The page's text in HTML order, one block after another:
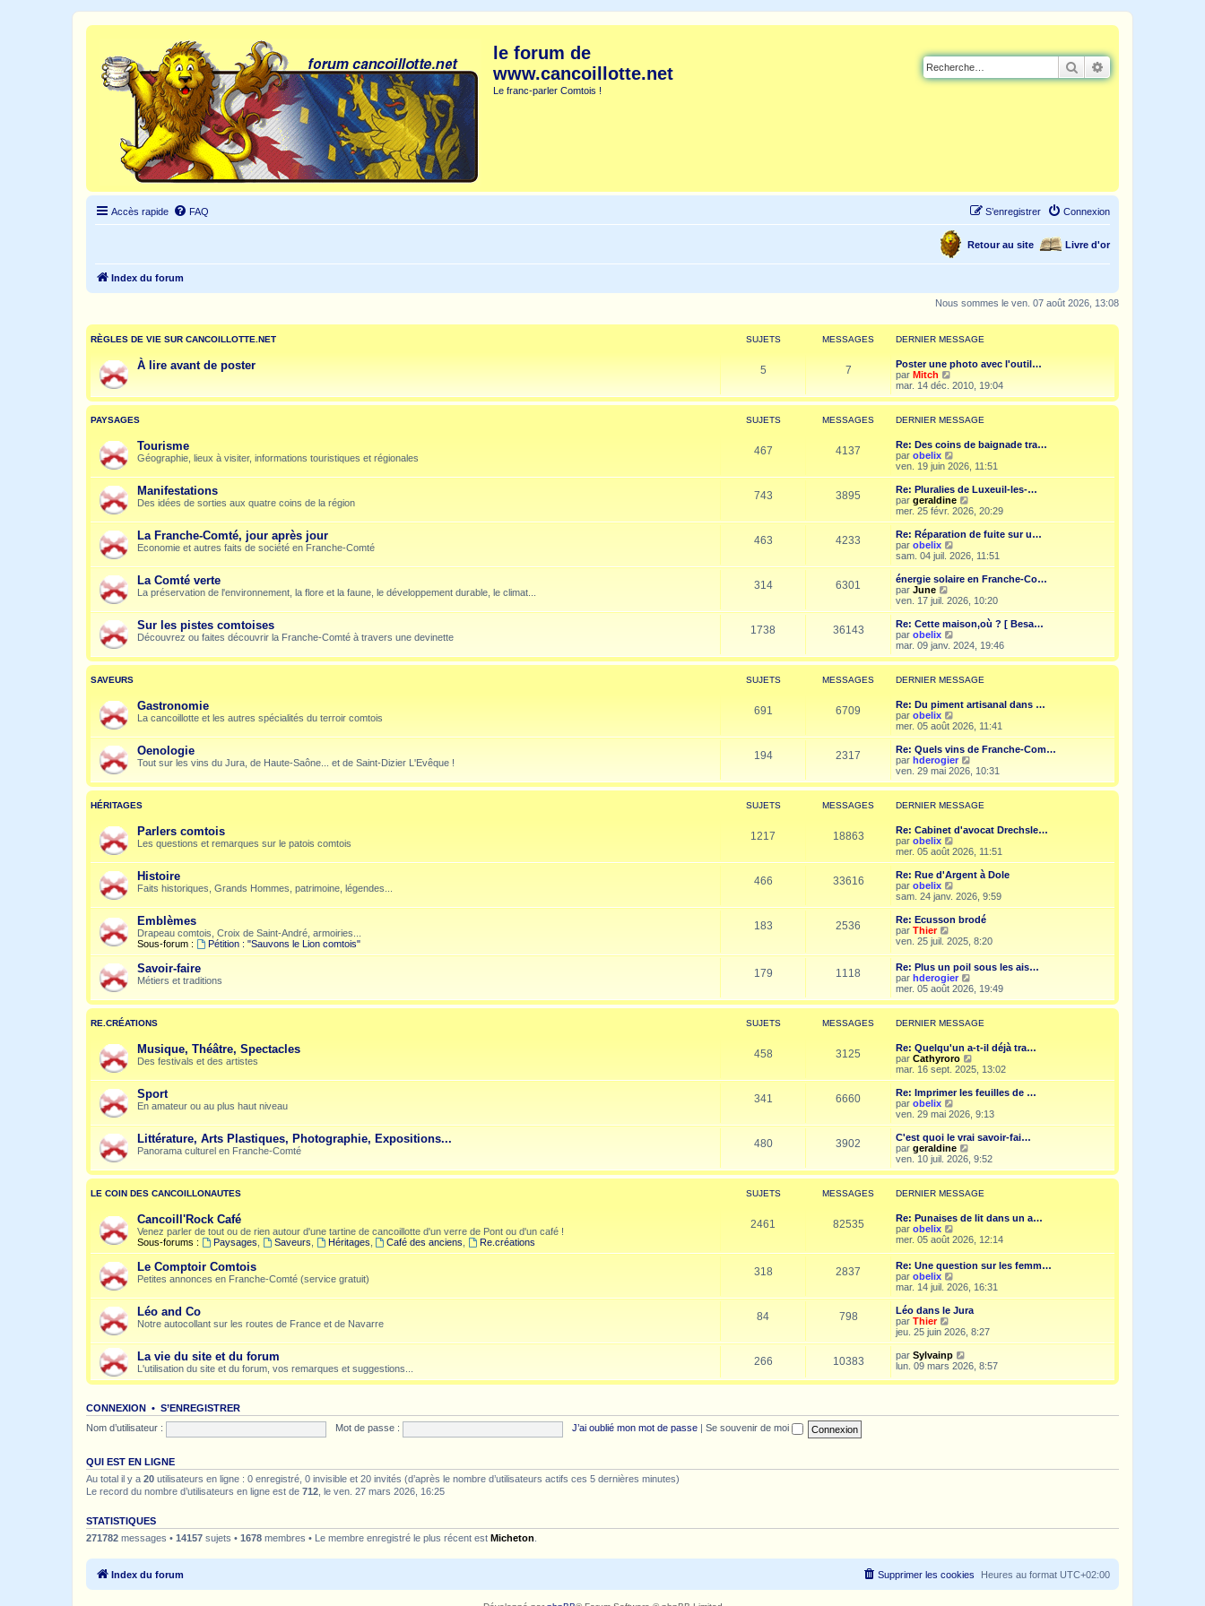
le forum de
www.cancoillotte.net
Le franc-parler Comtois !
Rechercher
Accès rapide FAQ Connexion
S’enregistrer
Livre d'or
Retour au site
Index du forum
Nous sommes le ven. 07 août 2026, 13:08
RÈGLES DE VIE SUR CANCOILLOTTE.NET SUJETS MESSAGES DERNIER MESSAGE
À lire avant de poster 5 7
Poster une photo avec l'outil…
par Mitch
o
i
r
l
e
r
n
i
e
r
m
e
s
s
a
g
e
mar. 14 déc. 2010, 19:04
PAYSAGES SUJETS MESSAGES DERNIER MESSAGE
Tourisme
Géographie, lieux à visiter, informations touristiques et régionales
467 4137
Re: Des coins de baignade tra…
par obelix
o
i
r
l
e
r
n
i
r
e
s
s
g
e
ven. 19 juin 2026, 11:51
Manifestations
Des idées de sorties aux quatre coins de la région
743 3895
Re: Pluralies de Luxeuil-les-…
par geraldine
o
i
r
e
d
r
n
i
r
e
s
a
e
mer. 25 févr. 2026, 20:29
La Franche-Comté, jour après jour
Economie et autres faits de société en Franche-Comté
463 4233
Re: Réparation de fuite sur u…
par obelix
o
i
r
e
e
r
n
i
e
m
s
a
g
e
sam. 04 juil. 2026, 11:51
La Comté verte
La préservation de l'environnement, la flore et la faune, le développement durable, le climat...
314 6301
énergie solaire en Franche-Co…
par June
o
i
r
l
e
e
r
n
e
r
m
e
s
s
a
g
e
ven. 17 juil. 2026, 10:20
Sur les pistes comtoises
Découvrez ou faites découvrir la Franche-Comté à travers une devinette
1738 36143
Re: Cette maison,où ? [ Besa…
par obelix
o
i
r
l
e
n
i
e
r
m
e
s
g
mar. 09 janv. 2024, 19:46
SAVEURS SUJETS MESSAGES DERNIER MESSAGE
Gastronomie
La cancoillotte et les autres spécialités du terroir comtois
691 6709
Re: Du piment artisanal dans …
par obelix
o
i
r
l
e
e
r
n
e
m
e
s
a
g
e
mer. 05 août 2026, 11:41
Oenologie
Tout sur les vins du Jura, de Haute-Saône... et de Saint-Dizier L'Evêque !
194 2317
Re: Quels vins de Franche-Com…
par hderogier
o
i
r
l
e
n
i
e
m
e
s
a
g
e
ven. 29 mai 2026, 10:31
HÉRITAGES SUJETS MESSAGES DERNIER MESSAGE
Parlers comtois
Les questions et remarques sur le patois comtois
1217 18863
Re: Cabinet d'avocat Drechsle…
par obelix
o
i
r
e
e
r
n
i
e
r
m
e
s
s
a
e
mer. 05 août 2026, 11:51
Histoire
Faits historiques, Grands Hommes, patrimoine, légendes...
466 33616
Re: Rue d'Argent à Dole
par obelix
o
i
r
e
e
r
n
i
e
m
s
s
a
g
e
sam. 24 janv. 2026, 9:59
Emblèmes
Drapeau comtois, Croix de Saint-André, armoiries...
Sous-forum :
Pétition : "Sauvons le Lion comtois"
183 2536
Re: Ecusson brodé
par Thier
o
e
d
e
n
e
r
m
e
s
s
a
g
e
ven. 25 juil. 2025, 8:20
Savoir-faire
Métiers et traditions
179 1118
Re: Plus un poil sous les ais…
par hderogier
o
i
r
l
e
r
n
i
e
m
e
s
a
g
e
mer. 05 août 2026, 19:49
RE.CRÉATIONS SUJETS MESSAGES DERNIER MESSAGE
Musique, Théâtre, Spectacles
Des festivals et des artistes
458 3125
Re: Quelqu'un a-t-il déjà tra…
par Cathyroro
o
i
r
e
e
r
n
i
e
m
s
a
g
e
mar. 16 sept. 2025, 13:02
Sport
En amateur ou au plus haut niveau
341 6660
Re: Imprimer les feuilles de …
par obelix
o
i
r
l
e
e
r
n
e
m
e
s
a
g
e
ven. 29 mai 2026, 9:13
Littérature, Arts Plastiques, Photographie, Expositions...
Panorama culturel en Franche-Comté
480 3902
C'est quoi le vrai savoir-fai…
par geraldine
o
i
r
l
e
n
i
e
m
e
s
a
g
ven. 10 juil. 2026, 9:52
LE COIN DES CANCOILLONAUTES SUJETS MESSAGES DERNIER MESSAGE
Cancoill'Rock Café
Venez parler de tout ou de rien autour d'une tartine de cancoillotte d'un verre de Pont ou d'un café !
Sous-forums :
Paysages Saveurs Héritages Café des anciens Re.créations
2461 82535
Re: Punaises de lit dans un a…
par obelix
o
l
e
d
e
r
i
e
r
m
e
mer. 05 août 2026, 12:14
Le Comptoir Comtois
Petites annonces en Franche-Comté (service gratuit)
318 2837
Re: Une question sur les femm…
par obelix
o
i
r
e
e
r
n
i
m
g
mar. 14 juil. 2026, 16:31
Léo and Co
Notre autocollant sur les routes de France et de Navarre
84 798
Léo dans le Jura
par Thier
o
i
r
d
n
e
jeu. 25 juin 2026, 8:27
La vie du site et du forum
L'utilisation du site et du forum, vos remarques et suggestions...
266 10383 par Sylvainp
o
r
d
e
s
e
lun. 09 mars 2026, 8:57
CONNEXION • S’ENREGISTRER
Nom d’utilisateur :
Mot de passe : J’ai oublié mon mot de passe Se souvenir de moi
QUI EST EN LIGNE
Au total il y a 20 utilisateurs en ligne : 0 enregistré, 0 invisible et 20 invités (d’après le nombre d’utilisateurs actifs ces 5 dernières minutes)
Le record du nombre d’utilisateurs en ligne est de 712 , le ven. 27 mars 2026, 16:25
STATISTIQUES
271782 messages • 14157 sujets • 1678 membres • Le membre enregistré le plus récent est Micheton
Index du forum Heures au format UTC+02:00
Supprimer les cookies